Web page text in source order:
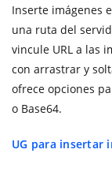
Inserte imágenes
una ruta del
vincule URL a las
con arrastrar y
ofrece opciones
o Base64.
UG para insertar